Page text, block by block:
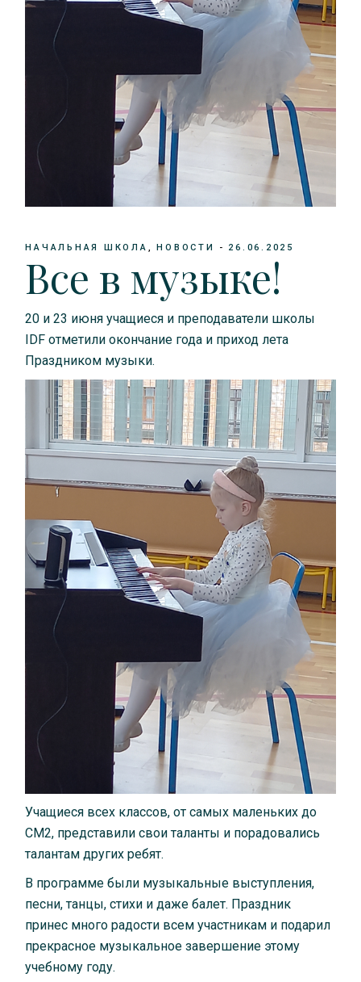
НАЧАЛЬНАЯ ШКОЛА НОВОСТИ 26.06.2025
Все в музыке!
20 и 23 июня учащиеся и преподаватели школы
IDF отметили окончание года и приход лета
Праздником музыки.
Учащиеся всех классов, от самых маленьких до
CM2, представили свои таланты и порадовались
талантам других ребят.
В программе были музыкальные выступления,
песни, танцы, стихи и даже балет. Праздник
принес много радости всем участникам и подарил
прекрасное музыкальное завершение этому
учебному году.